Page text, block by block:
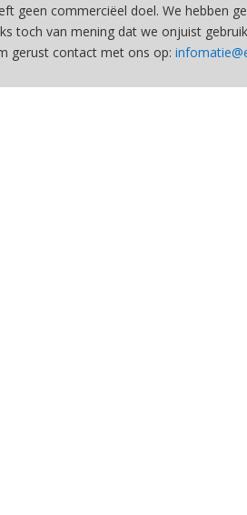
geen commerciëel doel. We hebben
toch van mening dat we onjuist
gerust contact met ons op: